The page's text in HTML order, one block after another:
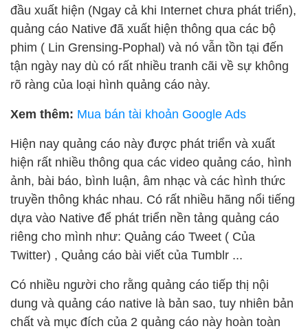
đầu xuất hiện (Ngay cả khi Internet chưa phát triển),
quảng cáo Native đã xuất hiện thông qua các bộ
phim ( Lin Grensing-Pophal) và nó vẫn tồn tại đến
tận ngày nay dù có rất nhiều tranh cãi về sự không
rõ ràng của loại hình quảng cáo này.
Xem thêm: Mua bán tài khoản Google Ads
Hiện nay quảng cáo này được phát triển và xuất
hiện rất nhiều thông qua các video quảng cáo, hình
ảnh, bài báo, bình luận, âm nhạc và các hình thức
truyền thông khác nhau. Có rất nhiều hãng nổi tiếng
dựa vào Native để phát triển nền tảng quảng cáo
riêng cho mình như: Quảng cáo Tweet ( Của
Twitter) , Quảng cáo bài viết của Tumblr ...
Có nhiều người cho rằng quảng cáo tiếp thị nội
dung và quảng cáo native là bản sao, tuy nhiên bản
chất và mục đích của 2 quảng cáo này hoàn toàn